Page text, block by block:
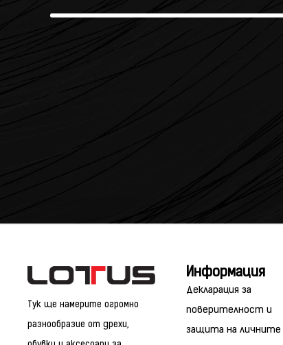
Тук ще намерите огромно
разнообразие от дрехи,
Информация
Декларация за
поверителност и
защита на личните